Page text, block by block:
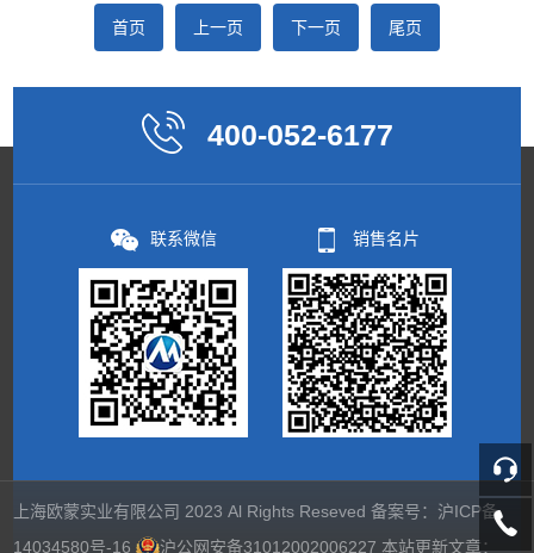
首页 上一页 下一页 尾页
400-052-6177
联系微信 销售名片
上海欧蒙实业有限公司 2023 Al Rights Reseved 备案号： 沪ICP备
14034580号-16
沪公网安备31012002006227 本站更新文章：